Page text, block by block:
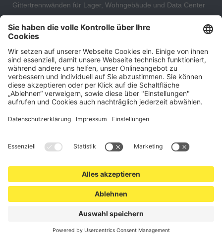
Gittertrennwänden für Lager, Wohngebäude und Data Center
hochwertige Gartenzäune und Zaunsysteme für die sichere
öffentlichen Grundstücken. Darüber hinaus finden Sie bei uns
Produkte der Betriebsausstattung, wie Absperrtechnik,
Transportgeräte, Verkehrssicherung sowie Bau- und
Eventsicherung.
Cookie-Einstellungen Über uns
freibleibend. Solange der Vorrat reicht.
© 2026 schutzzaun24.de